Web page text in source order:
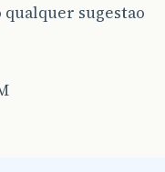
sugestao